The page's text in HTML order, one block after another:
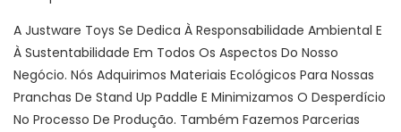
A Justware Toys Se Dedica À Responsabilidade Ambiental E
À Sustentabilidade Em Todos Os Aspectos Do Nosso
Negócio. Nós Adquirimos Materiais Ecológicos Para Nossas
Pranchas De Stand Up Paddle E Minimizamos O Desperdício
No Processo De Produção. Também Fazemos Parcerias